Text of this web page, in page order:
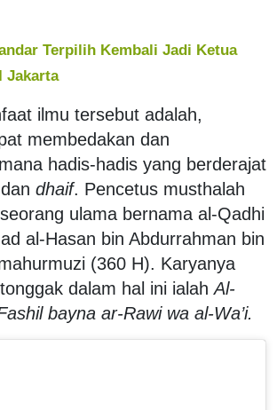
Terpilih Kembali Jadi Ketua
Jakarta
ilmu tersebut adalah,
membedakan dan
hadis-hadis yang berderajat
dhaif. Pencetus musthalah
ulama bernama al-Qadhi
al-Hasan bin Abdurrahman bin
(360 H). Karyanya
dalam hal ini ialahAl-
bayna ar-Rawi wa al-Wa’i.